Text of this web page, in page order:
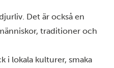
Det är också en
traditioner och
i lokala kulturer, smaka